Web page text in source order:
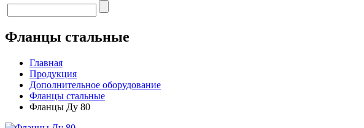
Фланцы стальные
Главная
Продукция
Дополнительное оборудование
Фланцы стальные
Фланцы Ду 80